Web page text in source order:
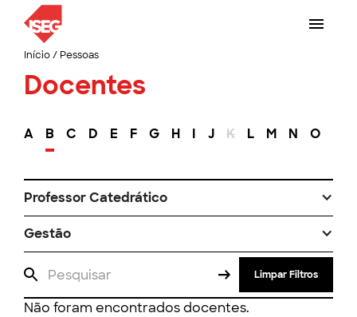
Início/ Pessoas
Docentes
A B C D E F G H I J K L M N O
Professor Catedrático
Gestão
Limpar Filtros
Não foram encontrados docentes.